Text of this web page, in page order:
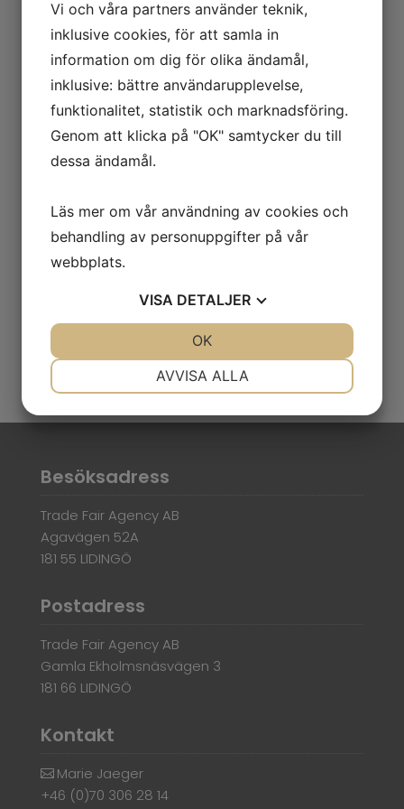
Trade Fair Agency är glada att kunna
erbjuda kostnadsfri entré till alla svenska
företag som vill besöka FACHPACK. Ange
kodenFP24SEpåwww.fachpack.de/en/visit
för att hämta ditt entrékort.
Varmt välkommen till FACHPACK 2024!
Besöksadress
Trade Fair Agency AB
Agavägen 52A
181 55 LIDINGÖ
Postadress
Trade Fair Agency AB
Gamla Ekholmsnäsvägen 3
181 66 LIDINGÖ
Kontakt
Marie Jaeger
+46 (0)70 306 28 14
Vi och våra partners använder teknik,
inklusive cookies, för att samla in
information om dig för olika ändamål,
inklusive: bättre användarupplevelse,
funktionalitet, statistik och marknadsföring.
Genom att klicka på "OK" samtycker du till
dessa ändamål.
Läs mer om vår användning av cookies och
behandling av personuppgifter på vår
webbplats.
VISA DETALJER
AVVISA ALLA
OK